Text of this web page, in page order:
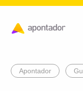
Apontador